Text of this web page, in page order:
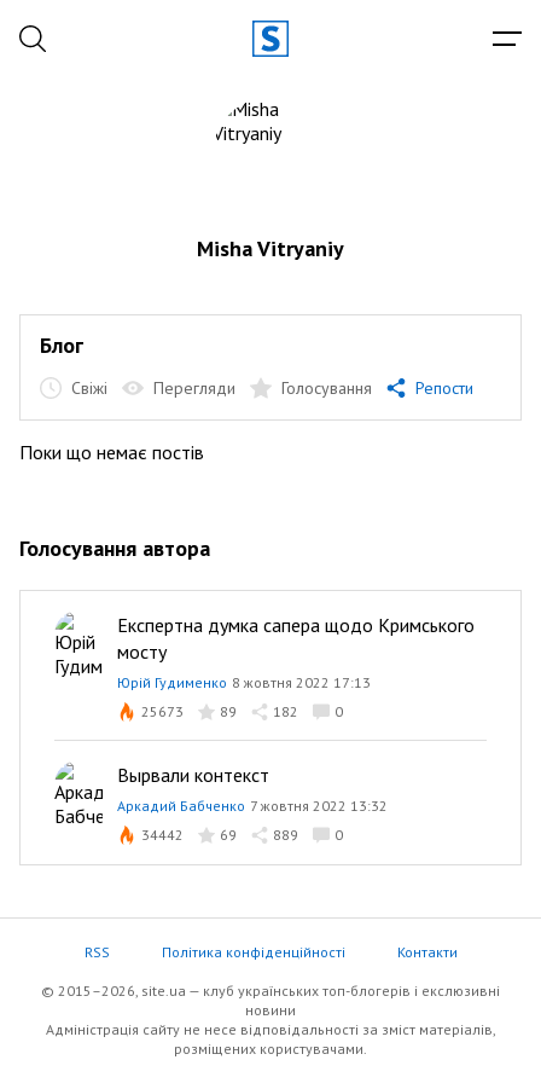
Misha Vitryaniy
Блог
Свіжі Перегляди Голосування Репости
Поки що немає постів
Голосування автора
Експертна думка сапера щодо Кримського
мосту
Юрій Гудименко 8 жовтня 2022 17:13
25673
89 182 0
Вырвали контекст
Аркадий Бабченко 7 жовтня 2022 13:32
34442
69 889 0
RSS Політика конфіденційності Контакти
© 2015–2026, site.ua — клуб українських топ-блогерів i екслюзивнi
новини
Адміністрація сайту не несе відповідальності за зміст матеріалів,
розміщених користувачами.